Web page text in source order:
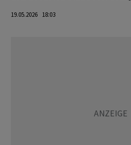
19.05.2026 18:03